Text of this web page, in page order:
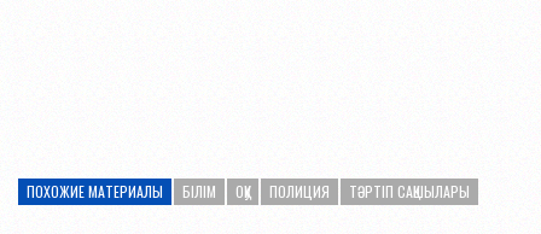
ПОХОЖИЕ МАТЕРИАЛЫ БІЛІМ ОҚУ ПОЛИЦИЯ ТӘРТІП САҚШЫЛАРЫ